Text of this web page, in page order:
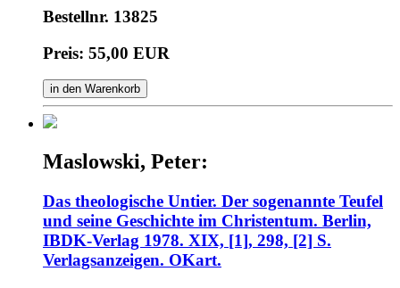
Bestellnr. 13825
Preis: 55,00 EUR
in den Warenkorb
Maslowski, Peter:
Das theologische Untier. Der sogenannte Teufel
und seine Geschichte im Christentum. Berlin,
IBDK-Verlag 1978. XIX, [1], 298, [2] S.
Verlagsanzeigen. OKart.